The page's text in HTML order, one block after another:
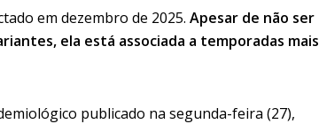
em dezembro de 2025. Apesar de não ser
ela está associada a temporadas mais
publicado na segunda-feira (27),